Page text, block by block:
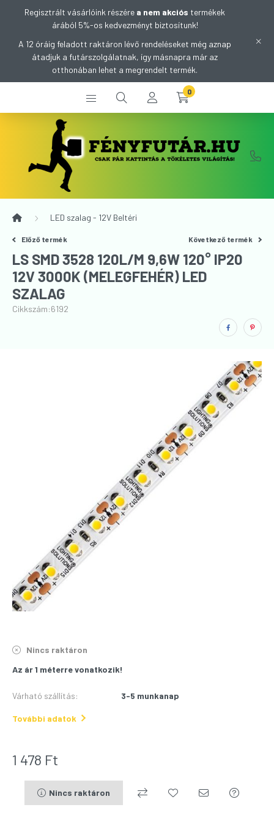
Regisztrált vásárlóink részére a nem akciós termékek
árából 5%-os kedvezményt biztosítunk!
A 12 óráig feladott raktáron lévő rendeléseket még aznap
átadjuk a futárszolgálatnak, így másnapra már az
otthonában lehet a megrendelt termék.
0
LED szalag - 12V Beltéri
Előző termék Következő termék
LS SMD 3528 120L/M 9,6W 120° IP20
12V 3000K (MELEGFEHÉR) LED
SZALAG
Cikkszám:6192
Nincs raktáron
Az ár 1 méterre vonatkozik!
Várható szállítás: 3-5 munkanap
További adatok
1 478 Ft
Nincs raktáron